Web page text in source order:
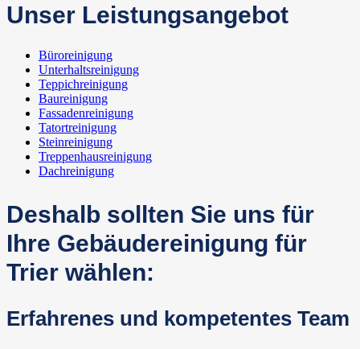
Unser Leistungsangebot
Büroreinigung
Unterhaltsreinigung
Teppichreinigung
Baureinigung
Fassadenreinigung
Tatortreinigung
Steinreinigung
Treppenhausreinigung
Dachreinigung
Deshalb sollten Sie uns für
Ihre Gebäudereinigung für
Trier wählen:
Erfahrenes und kompetentes Team